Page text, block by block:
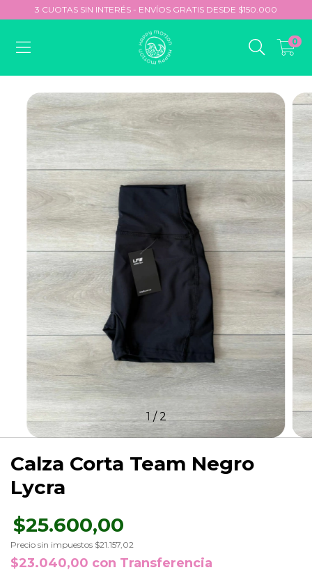
3 CUOTAS SIN INTERÉS - ENVÍOS GRATIS DESDE $150.000
0
1 /2
Calza Corta Team Negro
Lycra
$25.600,00
Precio sin impuestos $21.157,02
$23.040,00 con Transferencia